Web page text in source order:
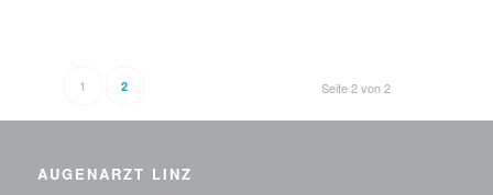
Seite 2 von 2
1 2
AUGENARZT LINZ